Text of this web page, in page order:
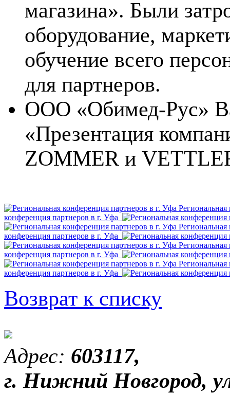
магазина». Были
оборудование,
обучение всего
для партнеров.
ООО «Обимед-Рус»
«Презентация
ZOMMER и
конференция партнеров в г. Уфа
конференция партнеров в г. Уфа
конференция партнеров в г. Уфа
конференция партнеров в г. Уфа
Возврат к списку
Адрес: 603117,
г. Нижний Новгород,